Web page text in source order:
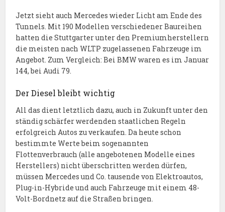
Jetzt sieht auch Mercedes wieder Licht am Ende des
Tunnels. Mit 190 Modellen verschiedener Baureihen
hatten die Stuttgarter unter den Premiumherstellern
die meisten nach WLTP zugelassenen Fahrzeuge im
Angebot. Zum Vergleich: Bei BMW waren es im Januar
144, bei Audi 79.
Der Diesel bleibt wichtig
All das dient letztlich dazu, auch in Zukunft unter den
ständig schärfer werdenden staatlichen Regeln
erfolgreich Autos zu verkaufen. Da heute schon
bestimmte Werte beim sogenannten
Flottenverbrauch (alle angebotenen Modelle eines
Herstellers) nicht überschritten werden dürfen,
müssen Mercedes und Co. tausende von Elektroautos,
Plug-in-Hybride und auch Fahrzeuge mit einem 48-
Volt-Bordnetz auf die Straßen bringen.